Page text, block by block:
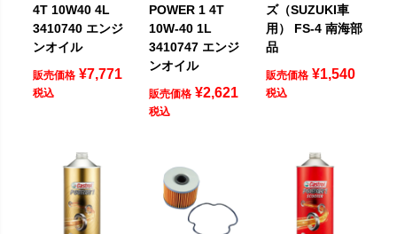
4T 10W40 4L
3410740 エンジ
ンオイル
販売価格 ¥7,771
税込
POWER 1 4T
10W-40 1L
3410747 エンジ
ンオイル
販売価格 ¥2,621
税込
ズ（SUZUKI車
用） FS-4 南海部
品
販売価格 ¥1,540
税込